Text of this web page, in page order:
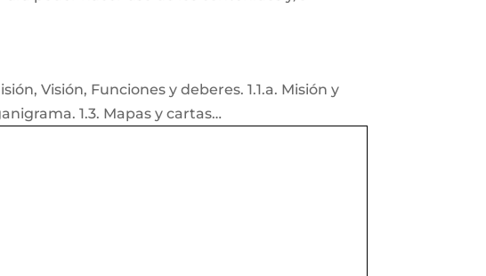
Visión, Funciones y deberes. 1.1.a. Misión y
1.3. Mapas y cartas…